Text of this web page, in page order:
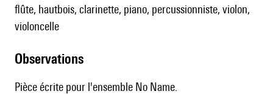
flûte, hautbois, clarinette, piano, percussionniste, violon,
violoncelle
observations
Pièce écrite pour l'ensemble No Name.